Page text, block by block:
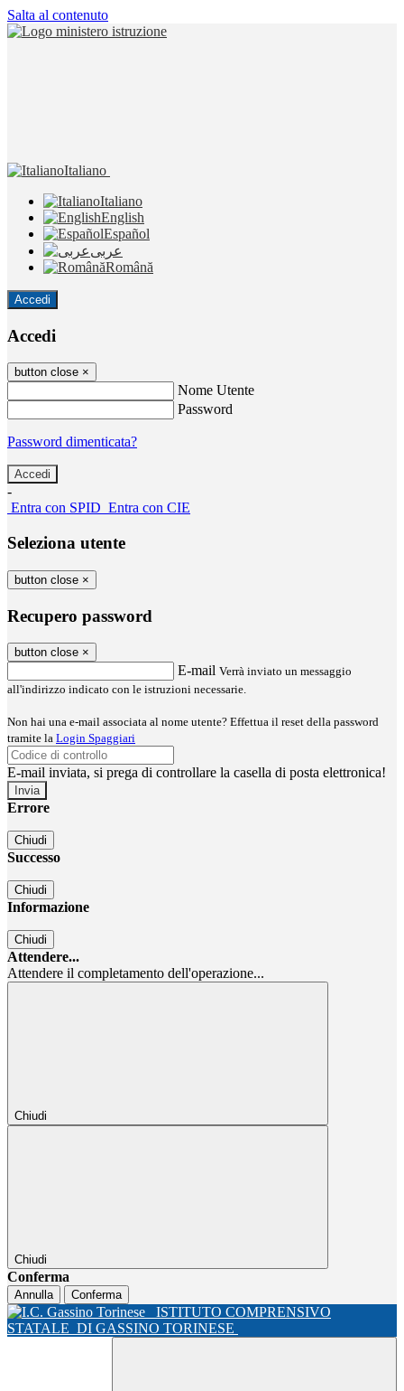
Salta al contenuto
Italiano
Italiano
English
Español
عربى
Română
Accedi
Accedi
button close ×
Nome Utente
Password
Password dimenticata?
-
Entra con SPID Entra con CIE
Seleziona utente
button close ×
Recupero password
button close ×
E-mail Verrà inviato un messaggio
all'indirizzo indicato con le istruzioni necessarie.
Non hai una e-mail associata al nome utente? Effettua il reset della password
tramite la Login Spaggiari
E-mail inviata, si prega di controllare la casella di posta elettronica!
Errore
Chiudi
Successo
Chiudi
Informazione
Chiudi
Attendere...
Attendere il completamento dell'operazione...
Chiudi
Chiudi
Conferma
Annulla Conferma
ISTITUTO COMPRENSIVO
STATALE DI GASSINO TORINESE